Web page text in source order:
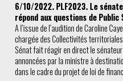
6/10/2022. PLF2023. Le
répond aux questions de
A l’issue de l’audition de Caroline
chargée des Collectivités
Sénat fait réagir en direct le
annoncées par la ministre à
dans le cadre du projet de loi de